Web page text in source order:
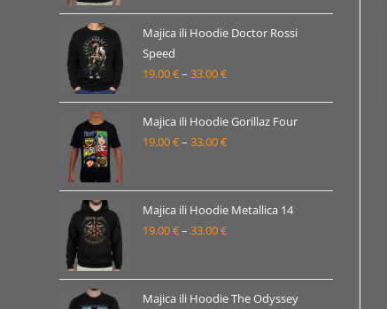
od
19.00 €
33.00 €
Majica ili Hoodie Doctor Rossi
Speed
19.00€– 33.00€Raspon
od
19.00 €
Majica ili Hoodie Gorillaz Four
19.00€– 33.00€Raspon
od
19.00 €
do
Majica ili Hoodie Metallica 14
19.00€– 33.00€Raspon
od
19.00 €
Majica ili Hoodie The Odyssey